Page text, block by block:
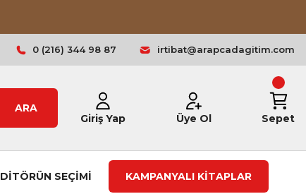
0 (216) 344 98 87 irtibat@arapcadagitim.com
ARA
Giriş Yap
Üye Ol Sepet
SEÇİMİ KAMPANYALI KİTAPLAR